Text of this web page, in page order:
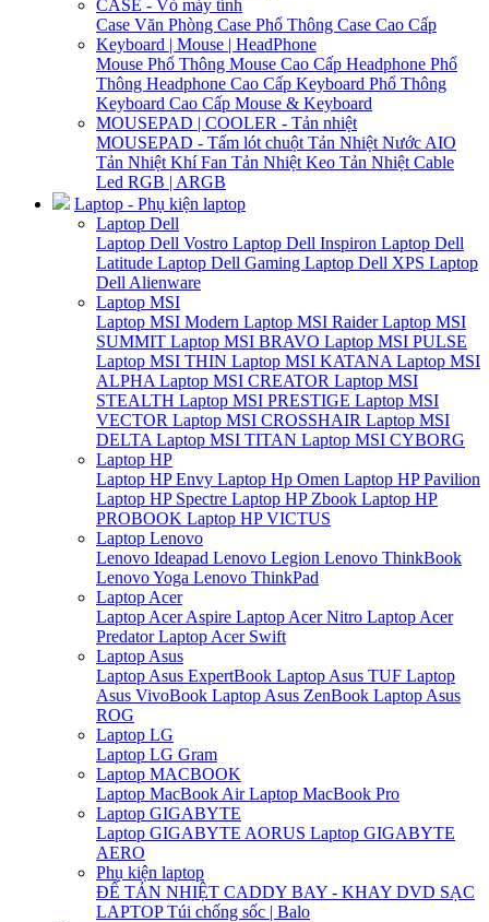
CASE - Vỏ máy tính
Case Văn Phòng Case Phổ Thông Case Cao Cấp
Keyboard | Mouse | HeadPhone
Mouse Phổ Thông Mouse Cao Cấp Headphone Phổ
Thông Headphone Cao Cấp Keyboard Phổ Thông
Keyboard Cao Cấp Mouse & Keyboard
MOUSEPAD | COOLER - Tản nhiệt
MOUSEPAD - Tấm lót chuột Tản Nhiệt Nước AIO
Tản Nhiệt KhíFan Tản Nhiệt Keo Tản Nhiệt Cable
Led RGB | ARGB
Laptop - Phụ kiện laptop
Laptop Dell
Laptop Dell Vostro Laptop Dell Inspiron Laptop Dell
Latitude Laptop Dell Gaming Laptop Dell XPS Laptop
Dell Alienware
Laptop MSI
Laptop MSI Modern Laptop MSI RaiderLaptop MSI
SUMMIT Laptop MSI BRAVO Laptop MSI PULSE
Laptop MSI THIN Laptop MSI KATANA Laptop MSI
ALPHA Laptop MSI CREATOR Laptop MSI
STEALTH Laptop MSI PRESTIGE Laptop MSI
VECTOR Laptop MSI CROSSHAIR Laptop MSI
DELTA Laptop MSI TITAN Laptop MSI CYBORG
Laptop HP
Laptop HP Envy Laptop Hp Omen Laptop HP Pavilion
Laptop HP Spectre Laptop HP Zbook Laptop HP
PROBOOK Laptop HP VICTUS
Laptop Lenovo
Lenovo Ideapad Lenovo Legion Lenovo ThinkBook
Lenovo Yoga Lenovo ThinkPad
Laptop Acer
Laptop Acer Aspire Laptop Acer Nitro Laptop Acer
PredatorLaptop Acer Swift
Laptop Asus
Laptop Asus ExpertBook Laptop Asus TUF Laptop
Asus VivoBook Laptop Asus ZenBook Laptop Asus
ROG
Laptop LG
Laptop LG Gram
Laptop MACBOOK
Laptop MacBook AirLaptop MacBook Pro
Laptop GIGABYTE
Laptop GIGABYTE AORUS Laptop GIGABYTE
AERO
Phụ kiện laptop
ĐẾ TẢN NHIỆT CADDY BAY - KHAY DVD SẠC
LAPTOPTúi chống sốc | Balo